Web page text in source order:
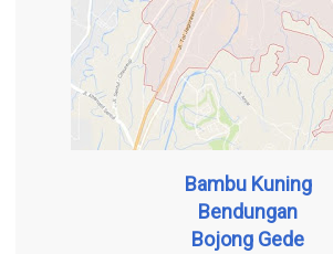
Bambu Kuning
Bendungan
Bojong Gede